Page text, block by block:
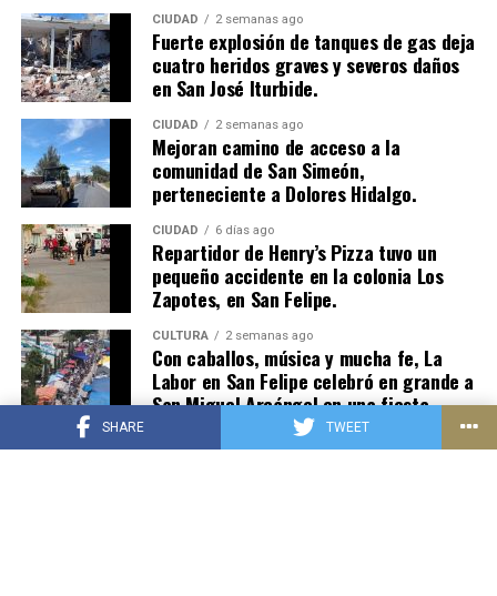
SHARE TWEET
CIUDAD 2 semanas ago
​Fuerte explosión de tanques de gas deja
cuatro heridos graves y severos daños
en San José Iturbide.
CIUDAD 2 semanas ago
Mejoran camino de acceso a la
comunidad de San Simeón,
perteneciente a Dolores Hidalgo.
CIUDAD 6 días ago
Repartidor de Henry’s Pizza tuvo un
pequeño accidente en la colonia Los
Zapotes, en San Felipe.
CULTURA 2 semanas ago
Con caballos, música y mucha fe, La
Labor en San Felipe celebró en grande a
San Miguel Arcángel en una fiesta